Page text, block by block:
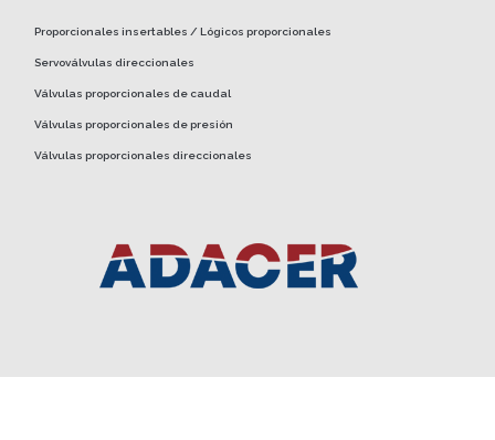
Proporcionales insertables / Lógicos proporcionales
Servoválvulas direccionales
Válvulas proporcionales de caudal
Válvulas proporcionales de presión
Válvulas proporcionales direccionales